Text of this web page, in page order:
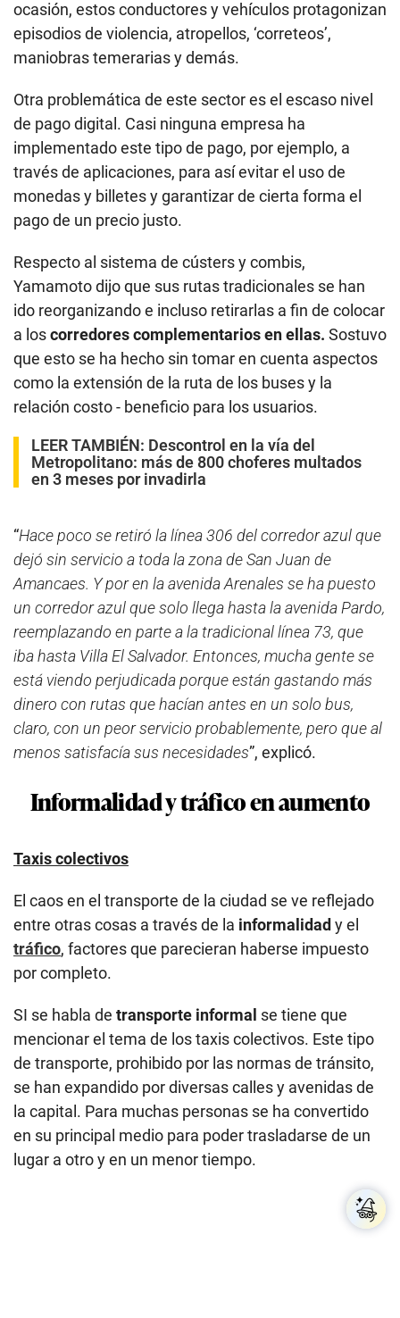
que esto se ha hecho sin tomar en cuenta aspectos
como la extensión de la ruta de los buses y la
relación costo - beneficio para los usuarios.
LEER TAMBIÉN:Descontrol en la vía del
Metropolitano: más de 800 choferes multados
en 3 meses por invadirla
“Hace poco se retiró la línea 306 del corredor azul que
dejó sin servicio a toda la zona de San Juan de
un corredor azul que solo llega hasta la avenida Pardo,
reemplazando en parte a la tradicional línea 73, que
iba hasta Villa El Salvador. Entonces, mucha gente se
está viendo perjudicada porque están gastando más
dinero con rutas que hacían antes en un solo bus,
claro, con un peor servicio probablemente, pero que al
menos satisfacía sus necesidades ”, explicó.
Informalidad y tráfico en aumento
El caos en el transporte de la ciudad se ve reflejado
entre otras cosas a través de lainformalidady el
tráfico, factores que parecieran haberse impuesto
por completo.
SI se habla de transporte informal se tiene que
mencionar el tema de los taxis colectivos. Este tipo
de transporte, prohibido por las normas de tránsito,
se han expandido por diversas calles y avenidas de
la capital. Para muchas personas se ha convertido
en su principal medio para poder trasladarse de un
lugar a otro y en un menor tiempo.
Los taxis colectivos se han expandido por diversas calles y avenidas de la